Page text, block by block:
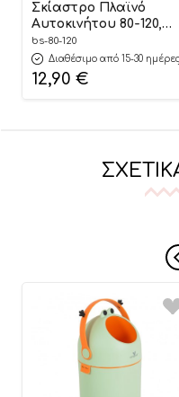
Σκίαστρο Πλαϊνό
Αυτοκινήτου 80-120,
Bebe Stars
bs-80-120
Διαθέσιμο από 15-30 ημέρες
12,90 €